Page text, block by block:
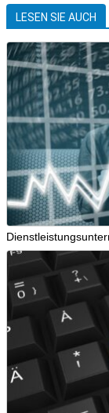
LESEN SIE AUCH